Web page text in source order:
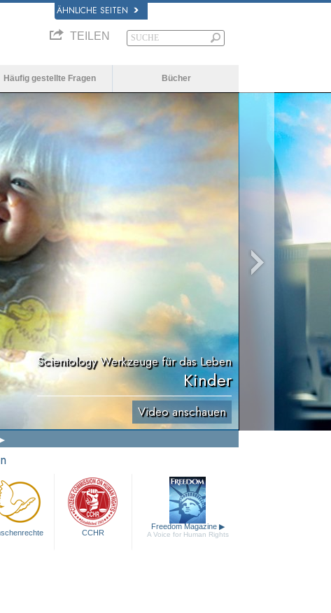
ÄHNLICHE SEITEN
TEILEN
Häufig gestellte Fragen Bücher
Scientology Werkzeuge für das Leben
Kinder
Video anschauen
CCHR
Freedom Magazine ▶
A Voice for Human Rights